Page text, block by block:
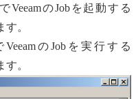
VeeamのJobを起動する
。
のJobを実行する
。